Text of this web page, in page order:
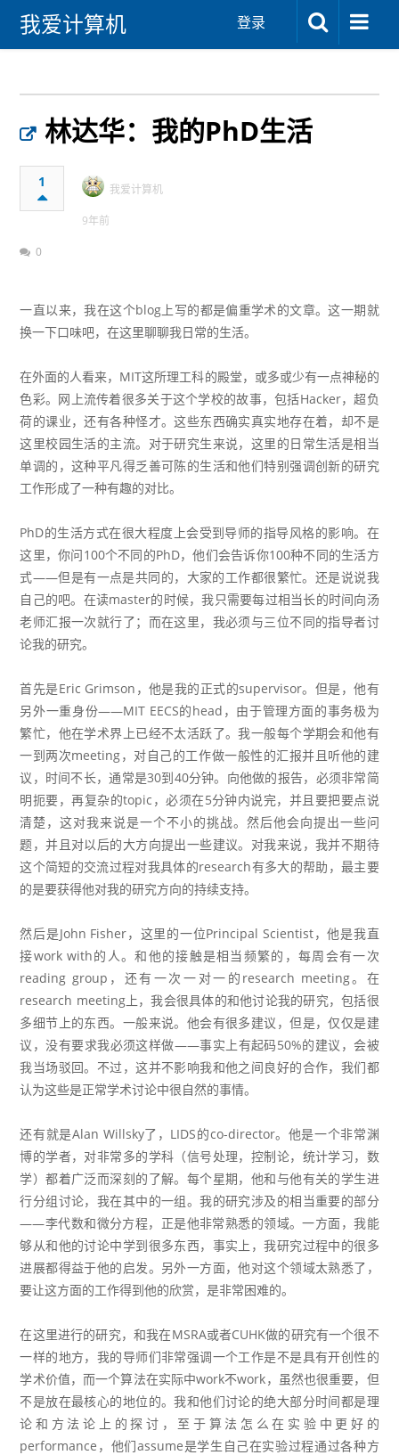
我爱计算机 登录
林达华：我的PhD生活
1 我爱计算机
9年前
0
一直以来，我在这个blog上写的都是偏重学术的文章。这一期就
换一下口味吧，在这里聊聊我日常的生活。
在外面的人看来，MIT这所理工科的殿堂，或多或少有一点神秘的
色彩。网上流传着很多关于这个学校的故事，包括Hacker，超负
荷的课业，还有各种怪才。这些东西确实真实地存在着，却不是
这里校园生活的主流。对于研究生来说，这里的日常生活是相当
单调的，这种平凡得乏善可陈的生活和他们特别强调创新的研究
工作形成了一种有趣的对比。
PhD的生活方式在很大程度上会受到导师的指导风格的影响。在
这里，你问100个不同的PhD，他们会告诉你100种不同的生活方
式——但是有一点是共同的，大家的工作都很繁忙。还是说说我
自己的吧。在读master的时候，我只需要每过相当长的时间向汤
老师汇报一次就行了；而在这里，我必须与三位不同的指导者讨
论我的研究。
首先是Eric Grimson，他是我的正式的supervisor。但是，他有
另外一重身份——MIT EECS的head，由于管理方面的事务极为
繁忙，他在学术界上已经不太活跃了。我一般每个学期会和他有
一到两次meeting，对自己的工作做一般性的汇报并且听他的建
议，时间不长，通常是30到40分钟。向他做的报告，必须非常简
明扼要，再复杂的topic，必须在5分钟内说完，并且要把要点说
清楚，这对我来说是一个不小的挑战。然后他会向提出一些问
题，并且对以后的大方向提出一些建议。对我来说，我并不期待
这个简短的交流过程对我具体的research有多大的帮助，最主要
的是要获得他对我的研究方向的持续支持。
然后是John Fisher，这里的一位Principal Scientist，他是我直
接work with的人。和他的接触是相当频繁的，每周会有一次
reading group，还有一次一对一的research meeting。在
research meeting上，我会很具体的和他讨论我的研究，包括很
多细节上的东西。一般来说。他会有很多建议，但是，仅仅是建
议，没有要求我必须这样做——事实上有起码50%的建议，会被
我当场驳回。不过，这并不影响我和他之间良好的合作，我们都
认为这些是正常学术讨论中很自然的事情。
还有就是Alan Willsky了，LIDS的co-director。他是一个非常渊
博的学者，对非常多的学科（信号处理，控制论，统计学习，数
学）都着广泛而深刻的了解。每个星期，他和与他有关的学生进
行分组讨论，我在其中的一组。我的研究涉及的相当重要的部分
——李代数和微分方程，正是他非常熟悉的领域。一方面，我能
够从和他的讨论中学到很多东西，事实上，我研究过程中的很多
进展都得益于他的启发。另外一方面，他对这个领域太熟悉了，
要让这方面的工作得到他的欣赏，是非常困难的。
在这里进行的研究，和我在MSRA或者CUHK做的研究有一个很不
一样的地方，我的导师们非常强调一个工作是不是具有开创性的
学术价值，而一个算法在实际中work不work，虽然也很重要，但
不是放在最核心的地位的。我和他们讨论的绝大部分时间都是理
论和方法论上的探讨，至于算法怎么在实验中更好的
performance，他们assume是学生自己在实验过程通过各种方